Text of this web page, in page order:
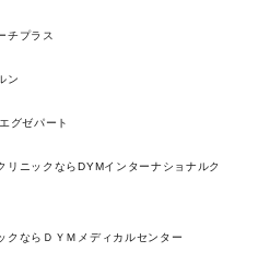
チプラス
ン
グゼパート
リニックならDYMインターナショナルク
クならＤＹＭメディカルセンター